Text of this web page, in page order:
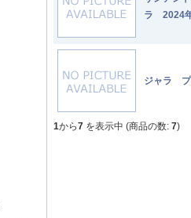
ラ 2024
ジャラ
1から7 を表示中 (商品の数: 7)